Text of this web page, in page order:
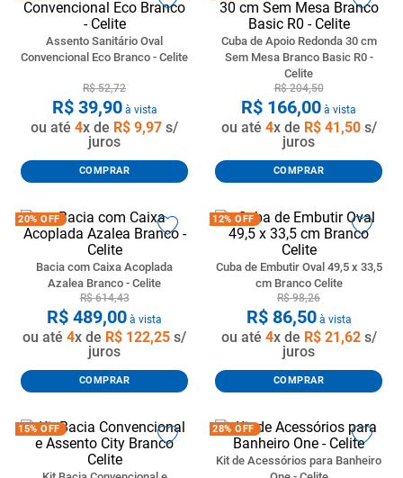
Assento Sanitário Oval
Convencional Eco Branco - Celite
R$ 52,72
R$ 39,90à vista
ou até 4x de R$ 9,97 s/
juros
COMPRAR
Cuba de Apoio Redonda 30 cm
Sem Mesa Branco Basic R0 -
Celite
R$ 204,50
R$ 166,00 à vista
ou até 4x de R$ 41,50s/
juros
COMPRAR
20% OFF
Bacia com Caixa Acoplada
Azalea Branco - Celite
R$ 614,43
R$ 489,00 à vista
ou até 4x de R$ 122,25 s/
juros
COMPRAR
12% OFF
Cuba de Embutir Oval 49,5 x 33,5
cm Branco Celite
R$ 98,26
R$ 86,50à vista
ou até 4x de R$ 21,62s/
juros
COMPRAR
15% OFF 28% OFF
Kit de Acessórios para Banheiro